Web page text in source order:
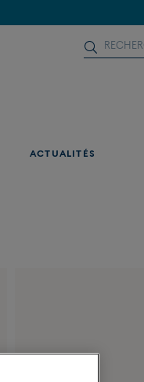
ACTUALITÉS